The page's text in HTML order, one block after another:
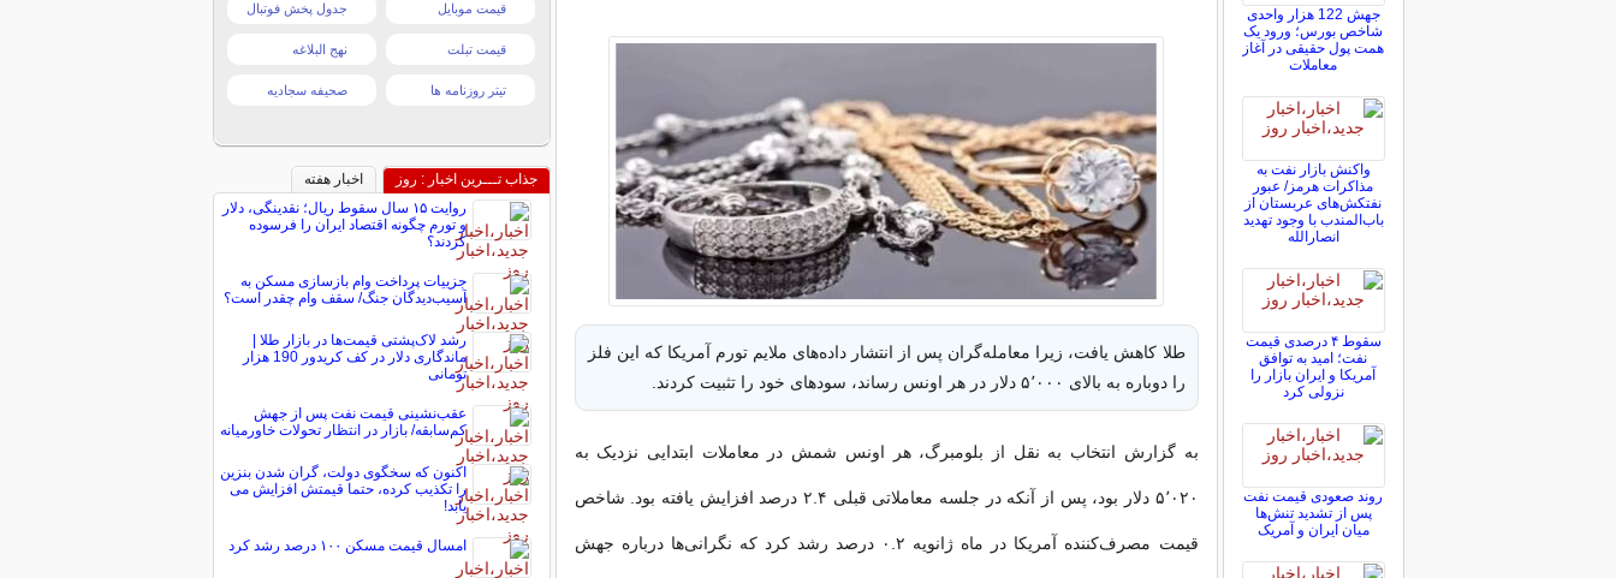
طلا کاهش یافت، زیرا معامله‌گران پس از انتشار داده‌های ملایم تورم آمریکا که این فلز
را دوباره به بالای ۵٬۰۰۰ دلار در هر اونس رساند، سودهای خود را تثبیت کردند.
به گزارش انتخاب به نقل از بلومبرگ، هر اونس شمش در معاملات ابتدایی نزدیک به
۵٬۰۲۰ دلار بود، پس از آنکه در جلسه معاملاتی قبلی ۲.۴ درصد افزایش یافته بود. شاخص
قیمت مصرف‌کننده آمریکا در ماه ژانویه ۰.۲ درصد رشد کرد که نگرانی‌ها درباره جهش
جهش 122 هزار واحدی
شاخص بورس؛ ورود یک
همت پول حقیقی در آغاز
معاملات
واکنش بازار نفت به
مذاکرات هرمز/ عبور
نفتکش‌های عربستان از
باب‌المندب با وجود تهدید
انصارالله
سقوط ۴ درصدی قیمت
نفت؛ امید به توافق
آمریکا و ایران بازار را
نزولی کرد
روند صعودی قیمت نفت
پس از تشدید تنش‌ها
میان ایران و آمریک
قیمت موبایل جدول پخش فوتبال
قیمت تبلت نهج البلاغه
تیتر روزنامه ها صحیفه سجادیه
جذاب تـــرین اخبار : روز
اخبار هفته
روایت ۱۵ سال سقوط ریال؛ نقدینگی، دلار
و تورم چگونه اقتصاد ایران را فرسوده
کردند؟
جزییات پرداخت وام بازسازی مسکن به
آسیب‌دیدگان جنگ/ سقف وام چقدر است؟
رشد لاک‌پشتی قیمت‌ها در بازار طلا |
ماندگاری دلار در کف کریدور 190 هزار
تومانی
عقب‌نشینی قیمت نفت پس از جهش
کم‌سابقه/ بازار در انتظار تحولات خاورمیانه
اکنون که سخگوی دولت، گران شدن بنزین
را تکذیب کرده، حتما قیمتش افزایش می
یابد!
امسال قیمت مسکن ۱۰۰ درصد رشد کرد